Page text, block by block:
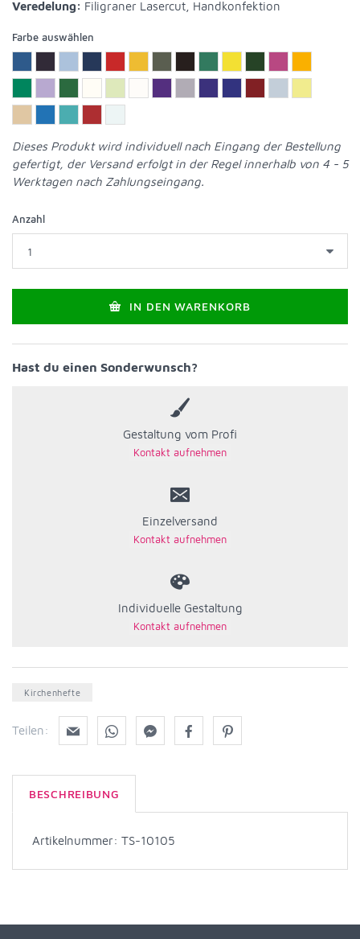
Veredelung: Filigraner Lasercut, Handkonfektion
Farbe auswählen
Dieses Produkt wird individuell nach Eingang der Bestellung
gefertigt, der Versand erfolgt in der Regel innerhalb von 4 - 5
Werktagen nach Zahlungseingang.
Anzahl
IN DEN WARENKORB
Hast du einen Sonderwunsch?
Gestaltung vom Profi
Einzelversand
Individuelle Gestaltung
Kirchenhefte
Teilen:
BESCHREIBUNG
Artikelnummer: TS-10105